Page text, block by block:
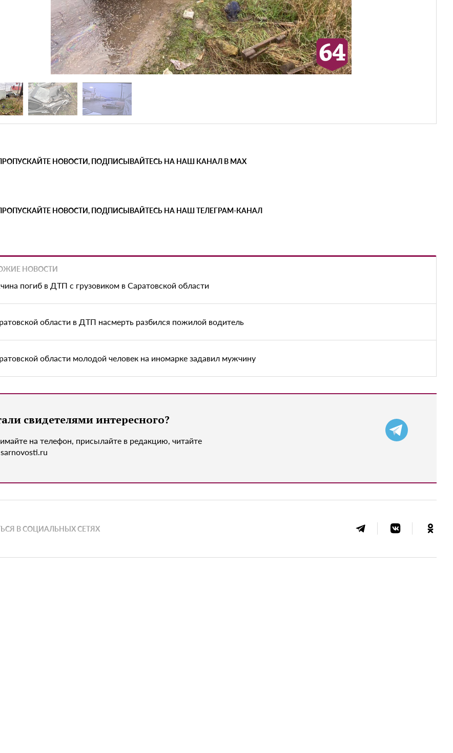
НОВОСТИ, ПОДПИСЫВАЙТЕСЬ НА НАШ КАНАЛ В MAX
НОВОСТИ, ПОДПИСЫВАЙТЕСЬ НА НАШ ТЕЛЕГРАМ-КАНАЛ
НОВОСТИ
погиб в ДТП с грузовиком в Саратовской области
области в ДТП насмерть разбился пожилой водитель
области молодой человек на иномарке задавил мужчину
свидетелями интересного?
на телефон, присылайте в редакцию, читайте
В СОЦИАЛЬНЫХ СЕТЯХ